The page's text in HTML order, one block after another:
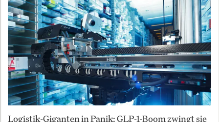
Logistik-Giganten in Panik: GLP-1-Boom zwingt sie